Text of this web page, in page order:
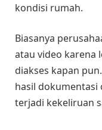
kondisi rumah.
Biasanya
atau video karena
diakses kapan
hasil dokumentasi
terjadi kekeliruan